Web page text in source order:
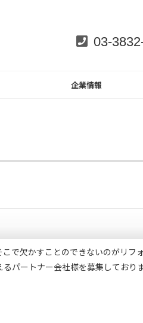
03-
企業情報
で欠かすことのできないのがリフ
パートナー会社様を募集しており